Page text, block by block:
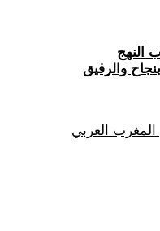
النهج
والرفيق
المغرب العربي